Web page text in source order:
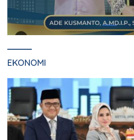
EKONOMI